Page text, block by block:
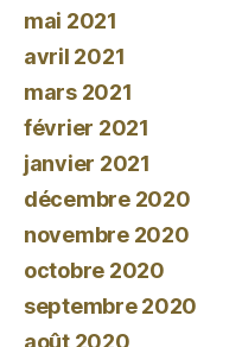
mai 2021
avril 2021
mars 2021
février 2021
janvier 2021
décembre 2020
novembre 2020
octobre 2020
septembre 2020
août 2020